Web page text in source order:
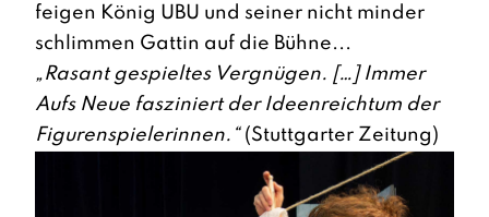
feigen König UBU und seiner nicht minder
schlimmen Gattin auf die Bühne...
„Rasant gespieltes Vergnügen. […] Immer
Aufs Neue fasziniert der Ideenreichtum der
Figurenspielerinnen.“(Stuttgarter Zeitung)